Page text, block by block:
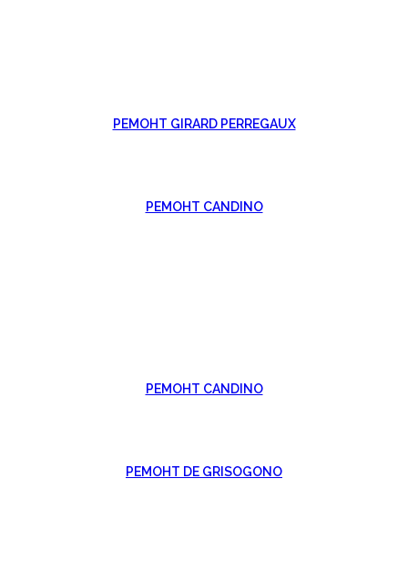
РЕМОНТ GIRARD PERREGAUX
РЕМОНТ CANDINO
РЕМОНТ CANDINO
РЕМОНТ DE GRISOGONO